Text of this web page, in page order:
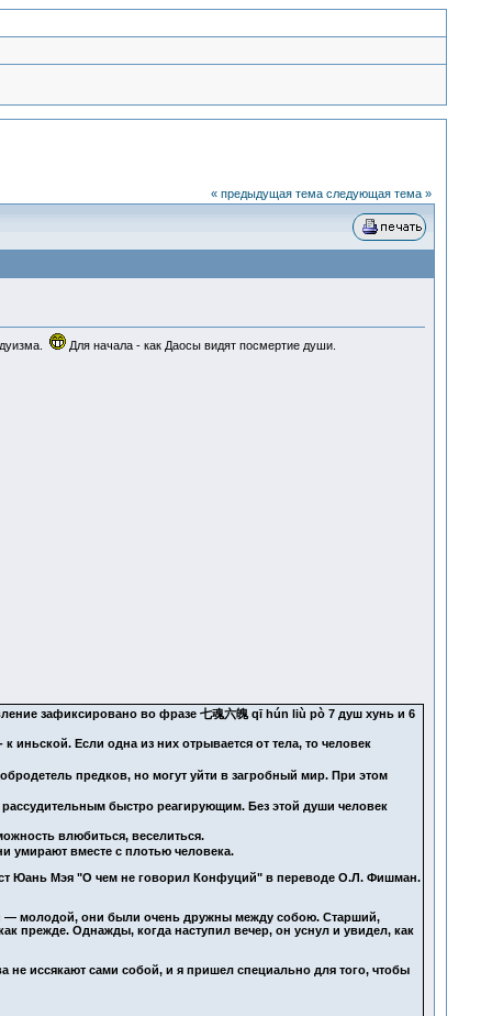
« предыдущая тема следующая тема »
Для начала - как Даосы видят посмертие души.
зафиксировано во фразе 七魂六魄 qī hún liù pò 7 душ хунь и 6
иньской. Если одна из них отрывается от тела, то человек
предков, но могут уйти в загробный мир. При этом
быстро реагирующим. Без этой души человек
влюбиться, веселиться.
умирают вместе с плотью человека.
Юань Мэя "О чем не говорил Конфуций" в переводе О.Л. Фишман.
— молодой, они были очень дружны между собою. Старший,
прежде. Однажды, когда наступил вечер, он уснул и увидел, как
не иссякают сами собой, и я пришел специально для того, чтобы